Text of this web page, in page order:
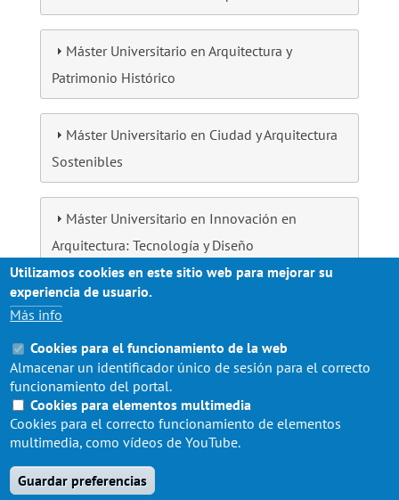
Máster Universitario en Arquitectura y
Patrimonio Histórico
Máster Universitario en Ciudad y Arquitectura
Sostenibles
Máster Universitario en Innovación en
Arquitectura: Tecnología y Diseño
Máster Universitario en Peritación y Reparación
Máster Universitario en Urbanismo,
Planeamiento y Diseño Urbano
Utilizamos cookies en este sitio web para mejorar su
experiencia de usuario.
Más info
Cookies para el funcionamiento de la web
Almacenar un identificador único de sesión para el correcto
funcionamiento del portal.
Cookies para elementos multimedia
Cookies para el correcto funcionamiento de elementos
multimedia, como vídeos de YouTube.
Guardar preferencias